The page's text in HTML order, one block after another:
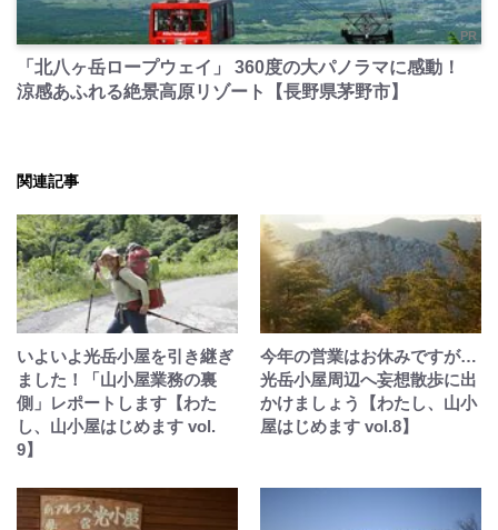
PR
「北八ヶ岳ロープウェイ」 360度の大パノラマに感動！
涼感あふれる絶景高原リゾート【長野県茅野市】
関連記事
いよいよ光岳小屋を引き継ぎ
ました！「山小屋業務の裏
側」レポートします【わた
し、山小屋はじめます vol.
9】
今年の営業はお休みですが…
光岳小屋周辺へ妄想散歩に出
かけましょう【わたし、山小
屋はじめます vol.8】